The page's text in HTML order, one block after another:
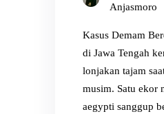
Anjasmoro
Kasus Demam
di Jawa Tengah
lonjakan tajam
musim. Satu ekor
aegypti sanggup